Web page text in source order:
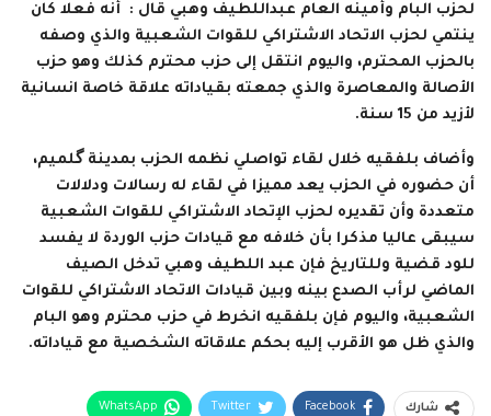
لحزب البام وأمينه العام عبداللطيف وهبي قال : أنه فعلا كان
ينتمي لحزب الاتحاد الاشتراكي للقوات الشعبية والذي وصفه
بالحزب المحترم، واليوم انتقل إلى حزب محترم كذلك وهو حزب
الأصالة والمعاصرة والذي جمعته بقياداته علاقة خاصة انسانية
لأزيد من 15 سنة.
وأضاف بلفقيه خلال لقاء تواصلي نظمه الحزب بمدينة گلميم،
أن حضوره في الحزب يعد مميزا في لقاء له رسالات ودلالات
متعددة وأن تقديره لحزب الإتحاد الاشتراكي للقوات الشعبية
سيبقى عاليا مذكرا بأن خلافه مع قيادات حزب الوردة لا يفسد
للود قضية وللتاريخ فإن عبد اللطيف وهبي تدخل الصيف
الماضي لرأب الصدع بينه وبين قيادات الاتحاد الاشتراكي للقوات
الشعبية، واليوم فإن بلفقيه انخرط في حزب محترم وهو البام
والذي ظل هو الأقرب إليه بحكم علاقاته الشخصية مع قياداته.
شارك Facebook
Twitter
WhatsApp